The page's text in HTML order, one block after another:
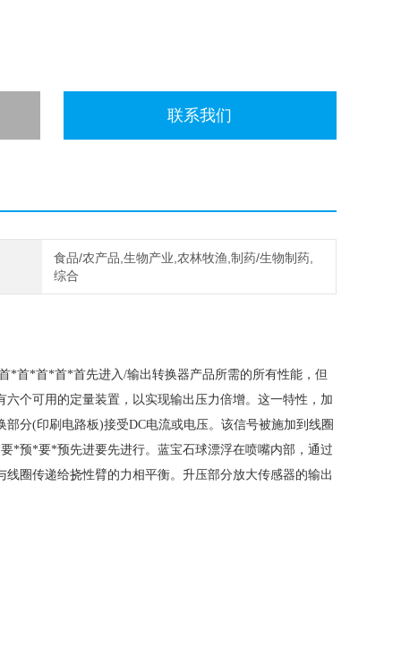
联系我们
食品/农产品,生物产业,农林牧渔,制药/生物制药,
综合
*首*首*首*首先进入/输出转换器产品所需的所有性能，但
个可用的定量装置，以实现输出压力倍增。这一特性，加
分(印刷电路板)接受DC电流或电压。该信号被施加到线圈
*预*要*预先进要先进行。蓝宝石球漂浮在喷嘴内部，通过
圈传递给挠性臂的力相平衡。升压部分放大传感器的输出